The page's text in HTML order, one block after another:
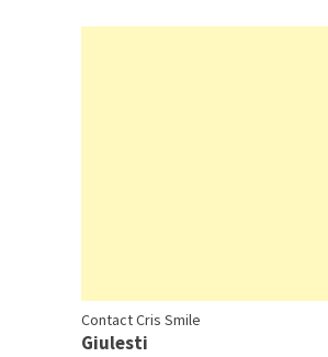
Contact Cris Smile
Giulesti